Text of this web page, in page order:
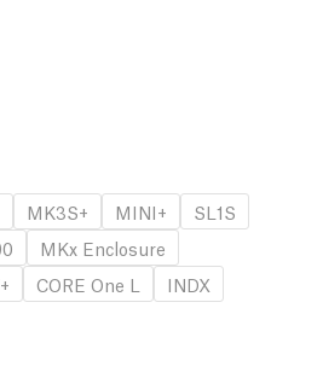
MK3S+ MINI+
SL1S
MKx Enclosure
CORE One L INDX